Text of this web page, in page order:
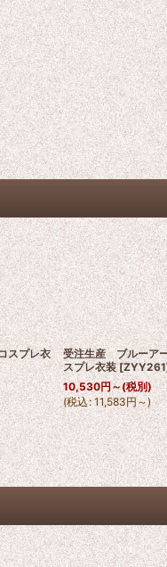
スプレ衣
受注生産 ブルーア
スプレ衣装 [ZYY261
10,530円～(税別)
(税込: 11,583円～)